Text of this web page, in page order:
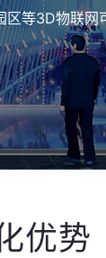
区等3D物联网
优势